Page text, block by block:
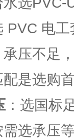
PVC 电
压不足
配是选购
：选国标
选承压